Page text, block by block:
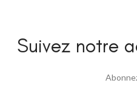
Suivez notre